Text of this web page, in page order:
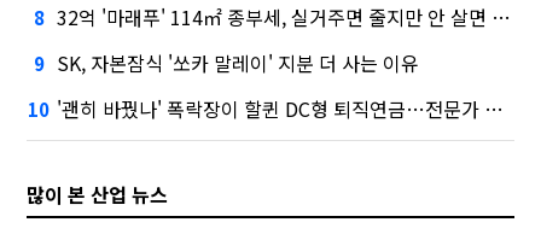
8 32억 '마래푸' 114㎡ 종부세, 실거주면 줄지만 안 살면 2.5배
9 SK, 자본잠식 '쏘카 말레이' 지분 더 사는 이유
10 '괜히 바꿨나' 폭락장이 할퀸 DC형 퇴직연금…전문가 조언은
많이 본 산업 뉴스